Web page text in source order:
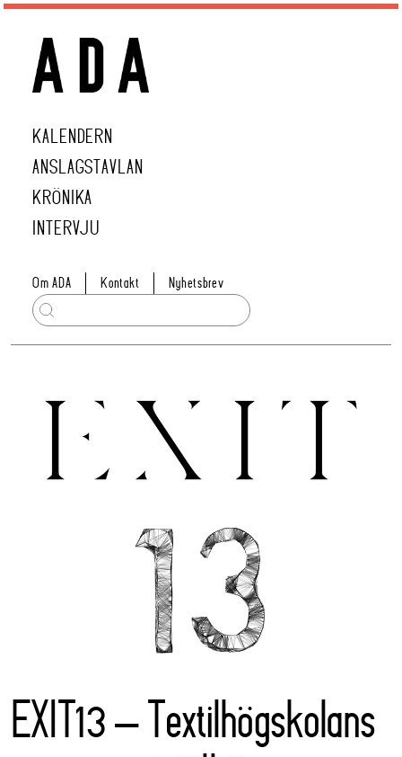
KALENDERN
ANSLAGSTAVLAN
KRÖNIKA
INTERVJU
Om ADA Kontakt Nyhetsbrev
EXIT13 – Textilhögskolans